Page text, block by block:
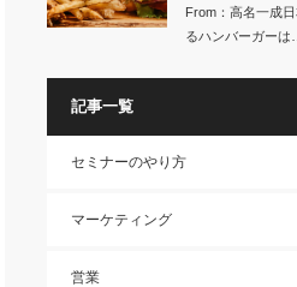
From：高名一成
るハンバーガーは…
記事一覧
セミナーのやり方
マーケティング
営業